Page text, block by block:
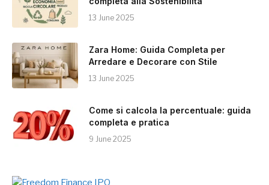
13 June 2025
Zara Home: Guida Completa per
Arredare e Decorare con Stile
13 June 2025
Come si calcola la percentuale: guida
completa e pratica
9 June 2025